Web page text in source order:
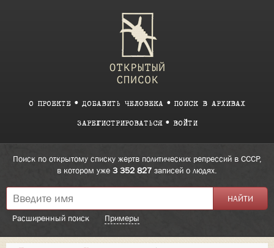
О ПРОЕКТЕ ДОБАВИТЬ ЧЕЛОВЕКА ПОИСК В АРХИВАХ
ЗАРЕГИСТРИРОВАТЬСЯ ВОЙТИ
Поиск по открытому списку жертв политических репрессий в СССР,
в котором уже 3 352 827 записей о людях.
Расширенный поиск Примеры